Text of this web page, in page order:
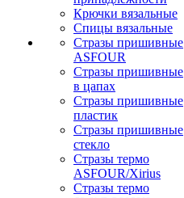
Крючки вязальные
Спицы вязальные
Стразы пришивные
ASFOUR
Стразы пришивные
в цапах
Стразы пришивные
пластик
Стразы пришивные
стекло
Стразы термо
ASFOUR/Xirius
Стразы термо